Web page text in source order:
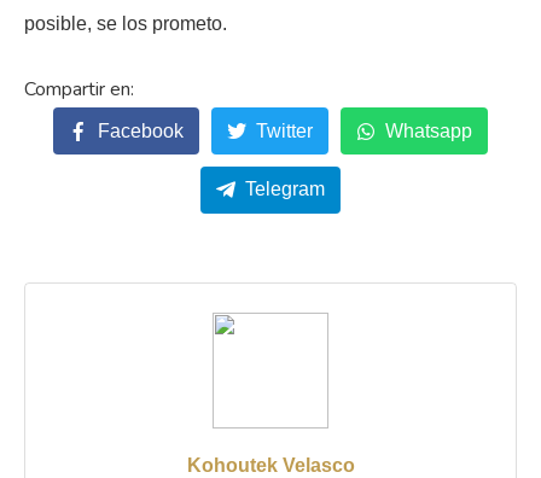
posible, se los prometo.
Facebook Twitter Whatsapp
Telegram
Kohoutek Velasco